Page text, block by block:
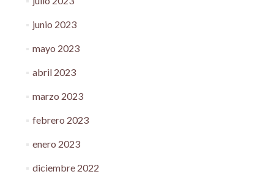
junio 2023
mayo 2023
abril 2023
marzo 2023
febrero 2023
enero 2023
diciembre 2022